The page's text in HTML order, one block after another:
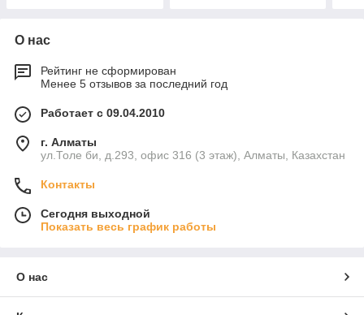
О нас
Рейтинг не сформирован
Менее 5 отзывов за последний год
Работает с 09.04.2010
г. Алматы
ул.Толе би, д.293, офис 316 (3 этаж), Алматы, Казахстан
Контакты
Сегодня выходной
Показать весь график работы
О нас